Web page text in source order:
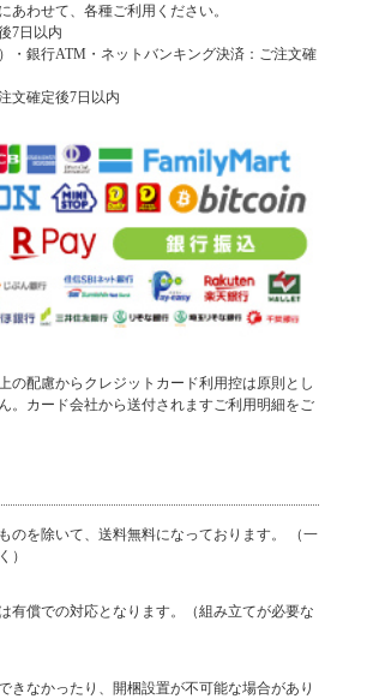
あわせて、各種ご利用ください。
7日以内
・銀行ATM・ネットバンキング決済：ご注文確
文確定後7日以内
の配慮からクレジットカード利用控は原則とし
。カード会社から送付されますご利用明細をご
のを除いて、送料無料になっております。 （一
）
有償での対応となります。（組み立てが必要な
きなかったり、開梱設置が不可能な場合があり